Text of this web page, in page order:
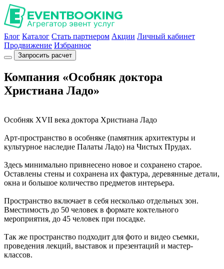
Блог Каталог Стать партнером Акции Личный кабинет
Продвижение Избранное
Запросить расчет
Компания «Особняк доктора
Христиана Ладо»
Особняк XVII века доктора Христиана Ладо
Арт-пространство в особняке (памятник архитектуры и
культурное наследие Палаты Ладо) на Чистых Прудах.
Здесь минимально привнесено новое и сохранено старое.
Оставлены стены и сохранена их фактура, деревянные детали,
окна и большое количество предметов интерьера.
Пространство включает в себя несколько отдельных зон.
Вместимость до 50 человек в формате коктельного
мероприятия, до 45 человек при посадке.
Так же пространство подходит для фото и видео съемки,
проведения лекций, выставок и презентаций и мастер-
классов.